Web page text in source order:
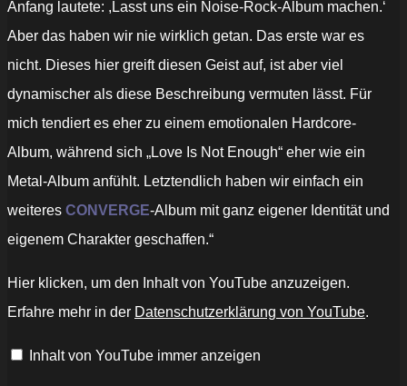
Anfang lautete: ,Lasst uns ein Noise-Rock-Album machen.‘
Aber das haben wir nie wirklich getan. Das erste war es
nicht. Dieses hier greift diesen Geist auf, ist aber viel
dynamischer als diese Beschreibung vermuten lässt. Für
mich tendiert es eher zu einem emotionalen Hardcore-
Album, während sich „Love Is Not Enough“ eher wie ein
Metal-Album anfühlt. Letztendlich haben wir einfach ein
weiteres CONVERGE-Album mit ganz eigener Identität und
eigenem Charakter geschaffen.“
„Converge
–
the
Album
Hier klicken, um den Inhalt von YouTube anzuzeigen.
Erfahre mehr in der Datenschutzerklärung von YouTube.
Inhalt von YouTube immer anzeigen